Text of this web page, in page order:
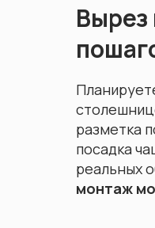
Вырез
разметка
посадка
реальных
монтаж